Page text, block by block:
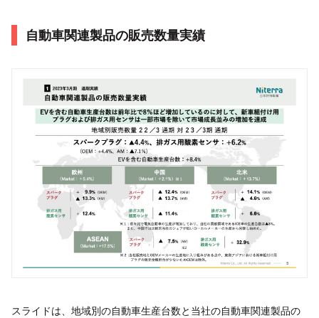
自動車関連製品の販売数量実績
スライドは、地域別の自動車生産台数と当社の自動車関連製品の